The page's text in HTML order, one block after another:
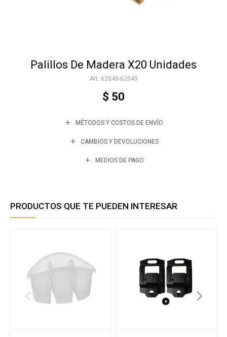
Palillos De Madera X20 Unidades
62049-62049
$ 50
MÉTODOS Y COSTOS DE ENVÍO
CAMBIOS Y DEVOLUCIONES
MEDIOS DE PAGO
PRODUCTOS QUE TE PUEDEN INTERESAR
Varios